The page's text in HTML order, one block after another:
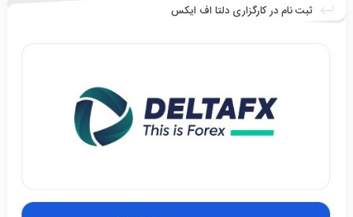
ثبت نام در کارگزاری دلتا اف ایکس